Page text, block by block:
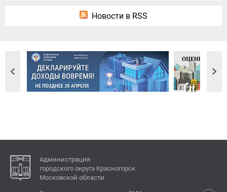
Новости в RSS
Администрация
городского округа Красногорск
Московской области